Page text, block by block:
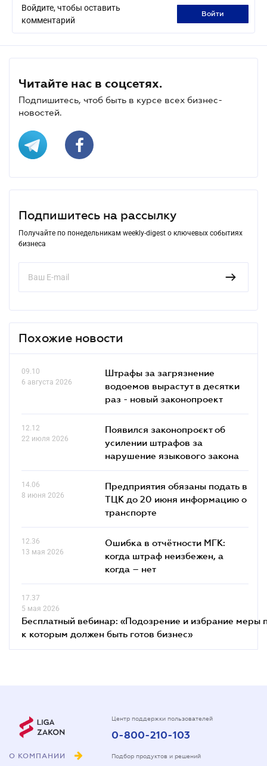
Войдите, чтобы оставить
комментарий
войти
Читайте нас в соцсетях.
Подпишитесь, чтоб быть в курсе всех бизнес-
новостей.
Подпишитесь на рассылку
Получайте по понедельникам weekly-digest о ключевых событиях
бизнеса
Похожие новости
09.10
6 августа 2026
Штрафы за загрязнение
водоемов вырастут в десятки
раз - новый законопроект
12.12
22 июля 2026
Появился законопроєкт об
усилении штрафов за
нарушение языкового закона
14.06
8 июня 2026
Предприятия обязаны подать в
ТЦК до 20 июня информацию о
транспорте
12.36
13 мая 2026
Ошибка в отчётности МГК:
когда штраф неизбежен, а
когда – нет
17.37
5 мая 2026
Бесплатный вебинар: «Подозрение и избрание меры
к которым должен быть готов бизнес»
О КОМПАНИИ
Центр поддержки пользователей
0-800-210-103
Подбор продуктов и решений